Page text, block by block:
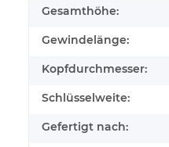
Gesamthöhe:
Gewindelänge:
Kopfdurchmesser:
Schlüsselweite:
Gefertigt nach: